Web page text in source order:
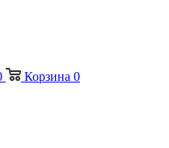
Корзина 0